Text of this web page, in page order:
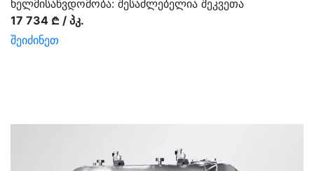
ხელმისაწვდომობა: შესაძლებელია შეკვეთა
17 734 ₾ / პკ.
შეიძინეთ